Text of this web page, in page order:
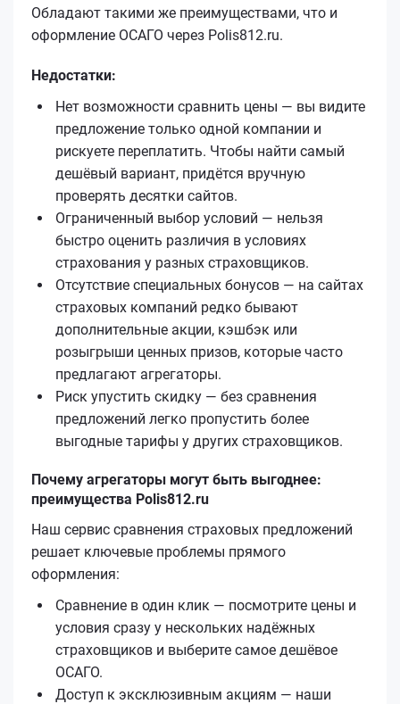
Обладают такими же преимуществами, что и
оформление ОСАГО через Polis812.ru.
Недостатки:
Нет возможности сравнить цены — вы видите
предложение только одной компании и
рискуете переплатить. Чтобы найти самый
дешёвый вариант, придётся вручную
проверять десятки сайтов.
Ограниченный выбор условий — нельзя
быстро оценить различия в условиях
страхования у разных страховщиков.
Отсутствие специальных бонусов — на сайтах
страховых компаний редко бывают
дополнительные акции, кэшбэк или
розыгрыши ценных призов, которые часто
предлагают агрегаторы.
Риск упустить скидку — без сравнения
предложений легко пропустить более
выгодные тарифы у других страховщиков.
Почему агрегаторы могут быть выгоднее:
преимущества Polis812.ru
Наш сервис сравнения страховых предложений
решает ключевые проблемы прямого
оформления:
Сравнение в один клик — посмотрите цены и
условия сразу у нескольких надёжных
страховщиков и выберите самое дешёвое
ОСАГО.
Доступ к эксклюзивным акциям — наши